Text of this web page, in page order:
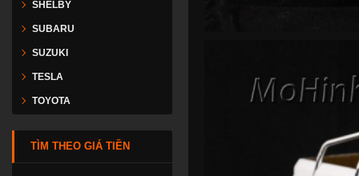
SHELBY
SUBARU
SUZUKI
TESLA
TOYOTA
VOLKSWAGEN
TÌM THEO GIÁ TIỀN